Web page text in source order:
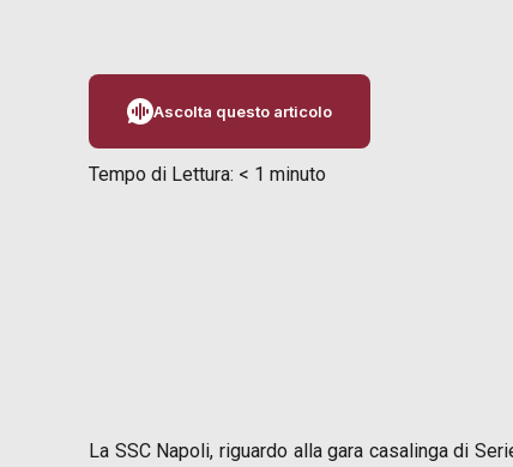
Ascolta questo articolo
Tempo di Lettura: < 1 minuto
La SSC Napoli, riguardo alla gara casalinga di